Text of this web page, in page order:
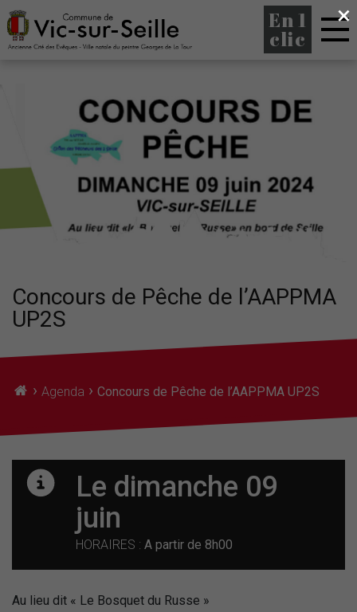
En 1
clic
Concours de Pêche de l’AAPPMA
UP2S
› Agenda › Concours de Pêche de l’AAPPMA UP2S
Le dimanche 09
juin
HORAIRES : A partir de 8h00
Au lieu dit « Le Bosquet du Russe »
×